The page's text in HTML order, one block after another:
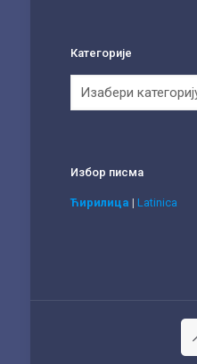
Категорије
Избор писма
Ћирилица | Latinica